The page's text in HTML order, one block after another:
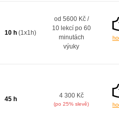
10 h (1x1h)
od 5600 Kč /
10 lekcí po 60
minutách
výuky
45 h 4 300 Kč
(po 25% slevě)